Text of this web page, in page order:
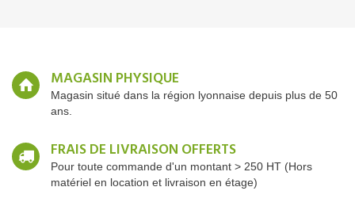
MAGASIN PHYSIQUE
Magasin situé dans la région lyonnaise depuis plus de 50
ans.
FRAIS DE LIVRAISON OFFERTS
Pour toute commande d'un montant > 250 HT (Hors
matériel en location et livraison en étage)